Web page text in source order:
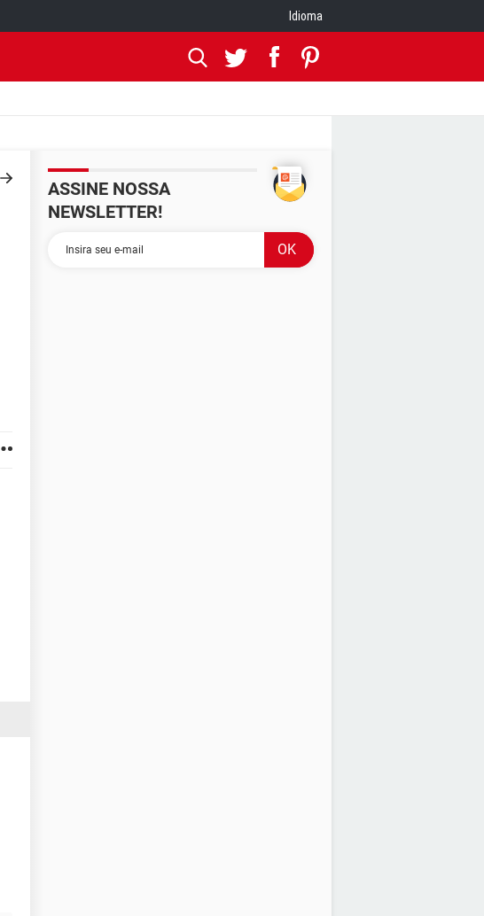
Idioma
ASSINE NOSSA
NEWSLETTER!